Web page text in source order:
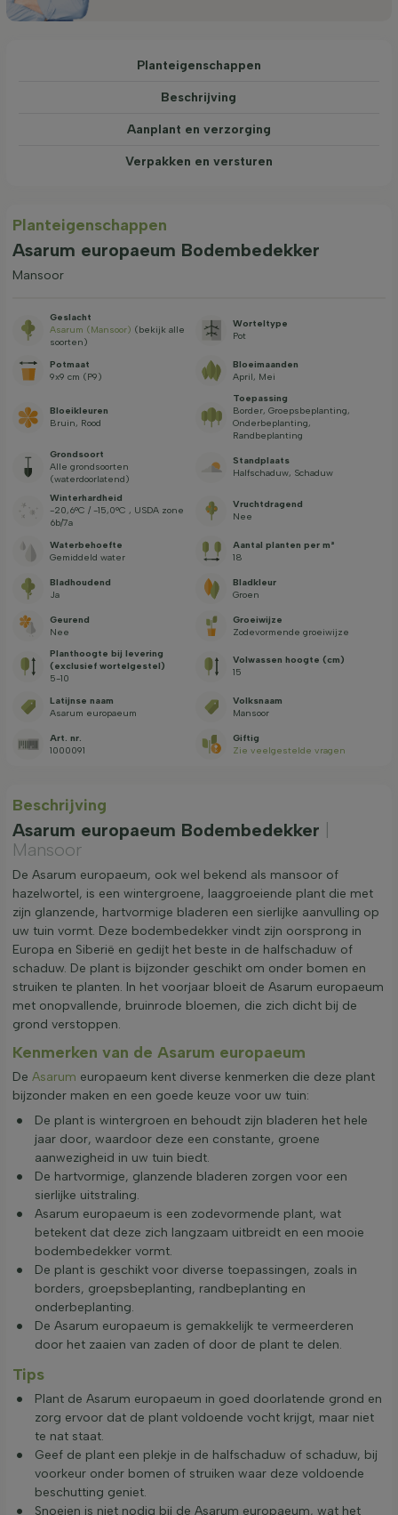
Planteigenschappen
Beschrijving
Aanplant en verzorging
Verpakken en versturen
Planteigenschappen
Asarum europaeum Bodembedekker
Mansoor
Geslacht
Asarum (Mansoor) (bekijk alle
soorten)
Worteltype
Pot
Potmaat
9x9 cm (P9)
Bloeimaanden
April, Mei
Bloeikleuren
Bruin, Rood
Toepassing
Border, Groepsbeplanting,
Onderbeplanting,
Randbeplanting
Grondsoort
Alle grondsoorten
(waterdoorlatend)
Standplaats
Halfschaduw, Schaduw
Winterhardheid
-20,6°C / -15,0°C , USDA zone
6b/7a
Vruchtdragend
Nee
Waterbehoefte
Gemiddeld water
Aantal planten per m²
18
Bladhoudend
Ja
Bladkleur
Groen
Geurend
Nee
Groeiwijze
Zodevormende groeiwijze
Planthoogte bij levering
(exclusief wortelgestel)
5-10
Volwassen hoogte (cm)
15
Latijnse naam
Asarum europaeum
Volksnaam
Mansoor
Art. nr.
1000091
Giftig
Zie veelgestelde vragen
Beschrijving
Asarum europaeum Bodembedekker
Mansoor
De Asarum europaeum, ook wel bekend als mansoor of
hazelwortel, is een wintergroene, laaggroeiende plant die met
zijn glanzende, hartvormige bladeren een sierlijke aanvulling op
uw tuin vormt. Deze bodembedekker vindt zijn oorsprong in
Europa en Siberië en gedijt het beste in de halfschaduw of
schaduw. De plant is bijzonder geschikt om onder bomen en
struiken te planten. In het voorjaar bloeit de Asarum europaeum
met onopvallende, bruinrode bloemen, die zich dicht bij de
grond verstoppen.
Kenmerken van de Asarum europaeum
De Asarum europaeum kent diverse kenmerken die deze plant
bijzonder maken en een goede keuze voor uw tuin:
De plant is wintergroen en behoudt zijn bladeren het hele
jaar door, waardoor deze een constante, groene
aanwezigheid in uw tuin biedt.
De hartvormige, glanzende bladeren zorgen voor een
sierlijke uitstraling.
Asarum europaeum is een zodevormende plant, wat
betekent dat deze zich langzaam uitbreidt en een mooie
bodembedekker vormt.
De plant is geschikt voor diverse toepassingen, zoals in
borders, groepsbeplanting, randbeplanting en
onderbeplanting.
De Asarum europaeum is gemakkelijk te vermeerderen
door het zaaien van zaden of door de plant te delen.
Tips
Plant de Asarum europaeum in goed doorlatende grond en
zorg ervoor dat de plant voldoende vocht krijgt, maar niet
te nat staat.
Geef de plant een plekje in de halfschaduw of schaduw, bij
voorkeur onder bomen of struiken waar deze voldoende
beschutting geniet.
Snoeien is niet nodig bij de Asarum europaeum, wat het